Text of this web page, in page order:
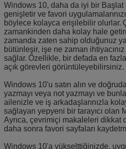
Windows 10, daha da iyi bir Başlat
genişletir ve favori
böylece kolayca erişilebilir olurlar.
zamankinden daha kolay hale
zamanda zaten sahip olduğunuz
bütünleşir, işe ne zaman
sağlar. Özellikle, bir defada en
açık görevleri görüntüleyebilirsiniz.
Windows 10'u satın alın ve
yazmayı veya not yazmayı ve
ailenizle ve iş arkadaşlarınızla
sağlayan yepyeni bir tarayıcı olan
Ayrıca, çevrimiçi makaleleri dikkat
daha sonra favori sayfaları
Windows 10'a yükselttiğinizde,